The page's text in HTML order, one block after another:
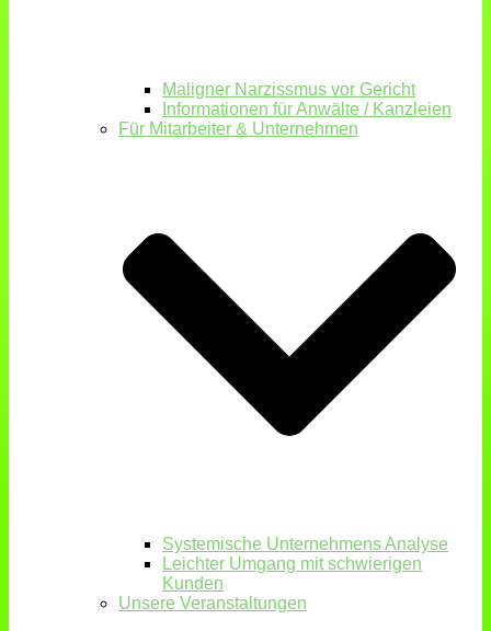
Maligner Narzissmus vor Gericht
Informationen für Anwälte / Kanzleien
Für Mitarbeiter & Unternehmen
Systemische Unternehmens Analyse
Leichter Umgang mit schwierigen
Kunden
Unsere Veranstaltungen